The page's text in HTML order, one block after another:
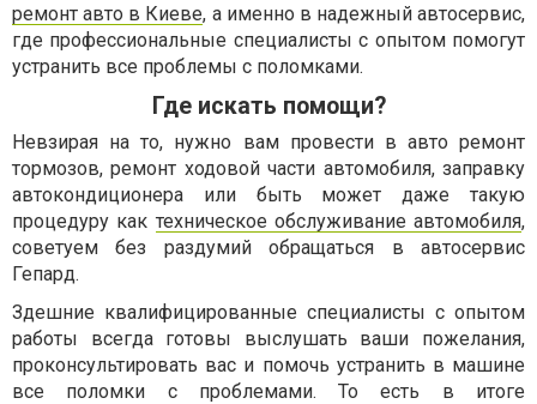
ремонт авто в Киеве, а именно в надежный автосервис,
где профессиональные специалисты с опытом помогут
устранить все проблемы с поломками.
Где искать помощи?
Невзирая на то, нужно вам провести в авто ремонт
тормозов, ремонт ходовой части автомобиля, заправку
автокондиционера или быть может даже такую
процедуру как техническое обслуживание автомобиля,
советуем без раздумий обращаться в автосервис
Гепард.
Здешние квалифицированные специалисты с опытом
работы всегда готовы выслушать ваши пожелания,
проконсультировать вас и помочь устранить в машине
все поломки с проблемами. То есть в итоге